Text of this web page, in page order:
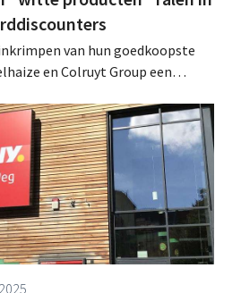
van hun goedkoopste
en Colruyt Group een
strijd tegen harddiscounters als